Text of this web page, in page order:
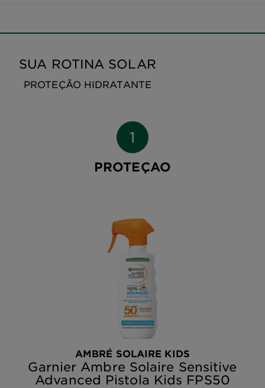
SUA ROTINA SOLAR
PROTEÇÃO HIDRATANTE
PROTEÇAO
AMBRÉ SOLAIRE KIDS
Garnier Ambre Solaire Sensitive
Advanced Pistola Kids FPS50